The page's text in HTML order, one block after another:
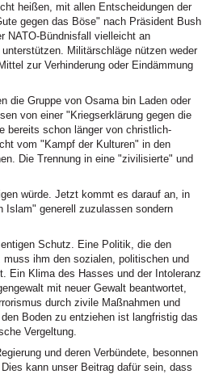
heißen, mit allen Entscheidungen der
gegen das Böse" nach Präsident Bush
NATO-Bündnisfall vielleicht an
Militärschläge nützen weder
zur Verhinderung oder Eindämmung
die Gruppe von Osama bin Laden oder
von einer "Kriegserklärung gegen die
bereits schon länger von christlich-
vom "Kampf der Kulturen" in den
Die Trennung in eine "zivilisierte" und
würde. Jetzt kommt es darauf an, in
Islam" generell zuzulassen sondern
Schutz. Eine Politik, die den
ihm den sozialen, politischen und
Ein Klima des Hasses und der Intoleranz
mit neuer Gewalt beantwortet,
durch zivile Maßnahmen und
Boden zu entziehen ist langfristig das
Vergeltung.
und deren Verbündete, besonnen
kann unser Beitrag dafür sein, dass